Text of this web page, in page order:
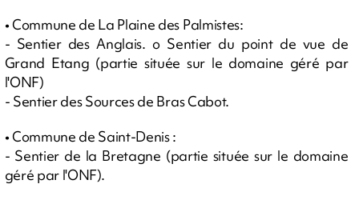
• Commune de La Plaine des Palmistes:
- Sentier des Anglais. o Sentier du point de vue de
Grand Etang (partie située sur le domaine géré par
l'ONF)
- Sentier des Sources de Bras Cabot.
• Commune de Saint-Denis :
- Sentier de la Bretagne (partie située sur le domaine
géré par l'ONF).